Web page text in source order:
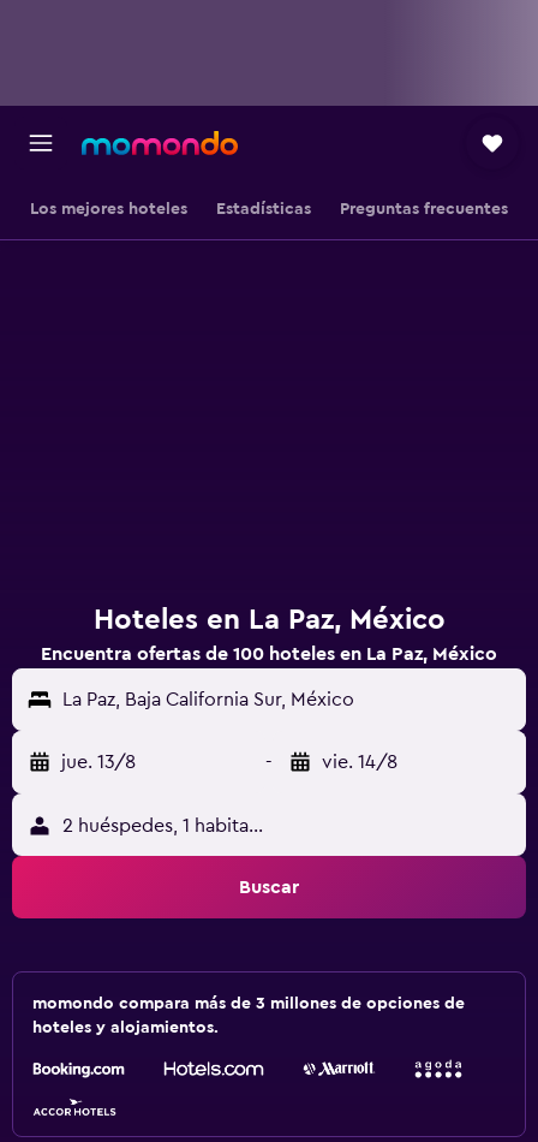
Los mejores hoteles Estadísticas Preguntas frecuentes
Hoteles en La Paz, México
Encuentra ofertas de 100 hoteles en La Paz, México
La Paz, Baja California Sur, México
jue. 13/8 - vie. 14/8
2 huéspedes, 1 habitación
Buscar
momondo compara más de 3 millones de opciones de
hoteles y alojamientos.